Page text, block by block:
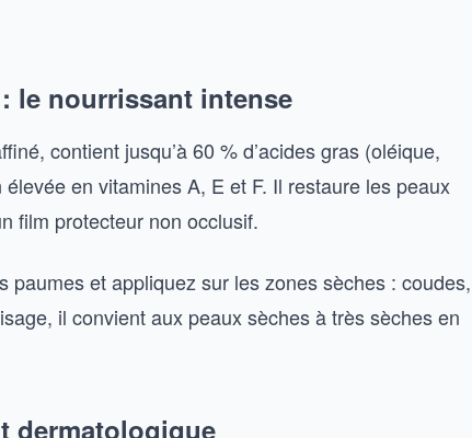
le nourrissant intense
contient jusqu’à 60 % d’acides gras (oléique,
en vitamines A, E et F. Il restaure les peaux
film protecteur non occlusif.
paumes et appliquez sur les zones sèches : coudes,
il convient aux peaux sèches à très sèches en
dermatologique